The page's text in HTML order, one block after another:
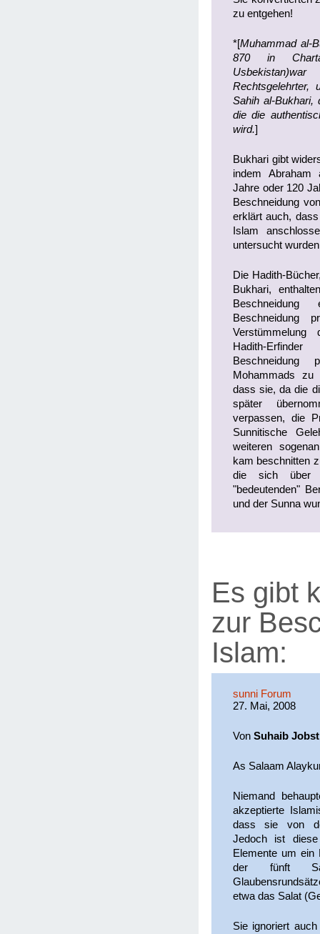
zu entgehen!
*[Muhammad al-
870 in
Rechtsgelehrter,
Sahih al-Bukhari,
die die
wird.]
Bukhari gibt
indem Abraham
Jahre oder 120
Beschneidung
erklärt auch,
Islam
untersucht
Die Hadith-
Bukhari,
Beschneidung
Beschneidung
Hadith-
Beschneidung
Mohammads zu
dass sie, da die
später
verpassen, die
Sunnitische
weiteren
kam beschnitten
die sich über
"bedeutenden"
und der Sunna
Es gibt
zur
Islam:
sunni Forum
27. Mai, 2008
Von Suhaib Jobst
As Salaam
Niemand
akzeptierte
dass sie von
Jedoch ist
Elemente um
der fünft
etwa das Salat
Sie ignoriert